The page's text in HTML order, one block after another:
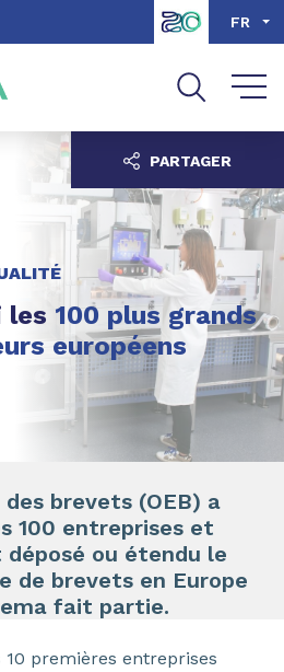
FR
les 100 plus grands
européens
PARTAGER
brevets (OEB) a
100 entreprises et
ou étendu le
de brevets en Europe
fait partie.
premières entreprises